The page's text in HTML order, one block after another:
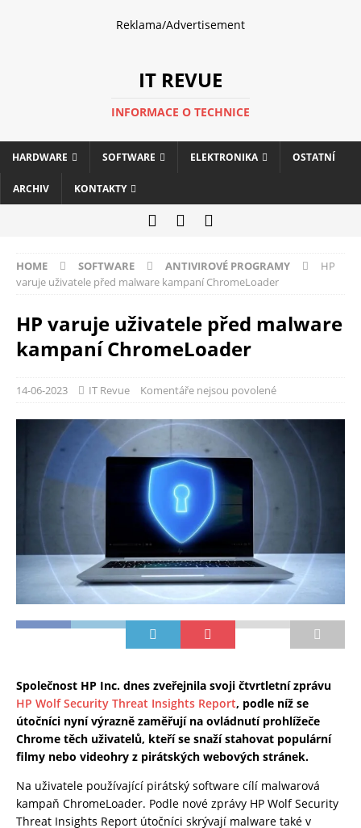
Reklama/Advertisement
IT REVUE
INFORMACE O TECHNICE
HARDWARE SOFTWARE ELEKTRONIKA OSTATNÍ
ARCHIV KONTAKTY
HOME SOFTWARE ANTIVIROVÉ PROGRAMY
HP
varuje uživatele před malware kampaní ChromeLoader
HP varuje uživatele před malware
kampaní ChromeLoader
14-06-2023 IT Revue Komentáře nejsou povolené
Společnost HP Inc. dnes zveřejnila svoji čtvrtletní zprávu
HP Wolf Security Threat Insights Report, podle níž se
útočníci nyní výrazně zaměřují na ovládnutí prohlížeče
Chrome těch uživatelů, kteří se snaží stahovat populární
filmy nebo videohry z pirátských webových stránek.
Na uživatele používající pirátský software cílí malwarová
kampaň ChromeLoader. Podle nové zprávy HP Wolf Security
Threat Insights Report útočníci skrývají malware také v